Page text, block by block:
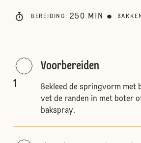
BEREIDING : 250 MIN BAKKEN
1
Voorbereiden
Bekleed de springvorm met
vet de randen in met boter
bakspray.